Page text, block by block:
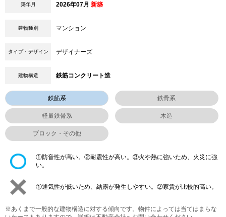
築年月 2026年07月 新築
建物種別 マンション
タイプ・デザイン デザイナーズ
建物構造 鉄筋コンクリート造
鉄筋系 鉄骨系
軽量鉄骨系 木造
ブロック・その他
①防音性が高い。②耐震性が高い。③火や熱に強いため、火災に強
い。
①通気性が低いため、結露が発生しやすい。②家賃が比較的高い。
※あくまで一般的な建物構造に対する傾向です。物件によっては当てはまらな